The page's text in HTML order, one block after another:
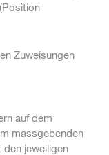
Zuweisungen
auf dem
massgebenden
jeweiligen